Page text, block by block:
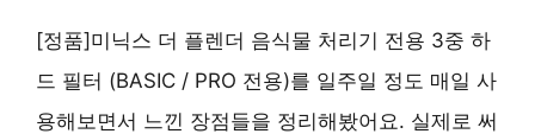
[정품]미닉스 더 플렌더 음식물 처리기 전용 3중 하
드 필터 (BASIC / PRO 전용)를 일주일 정도 매일 사
용해보면서 느낀 장점들을 정리해봤어요. 실제로 써